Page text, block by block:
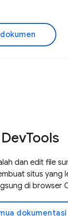
dan edit file
situs yang
di browser
dokumentasi